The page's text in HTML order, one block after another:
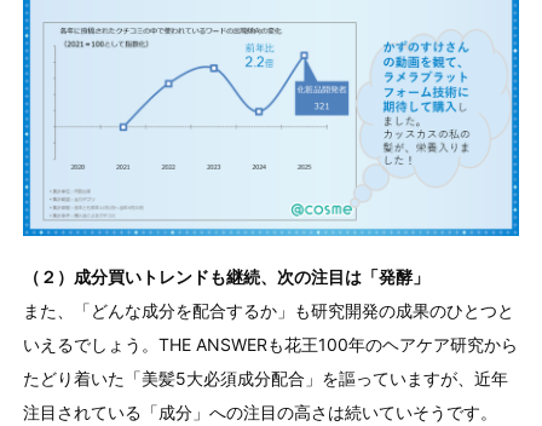
（２）成分買いトレンドも継続、次の注目は「発酵」
また、「どんな成分を配合するか」も研究開発の成果のひとつと
いえるでしょう。THE ANSWERも花王100年のヘアケア研究から
たどり着いた「美髪5大必須成分配合」を謳っていますが、近年
注目されている「成分」への注目の高さは続いていそうです。